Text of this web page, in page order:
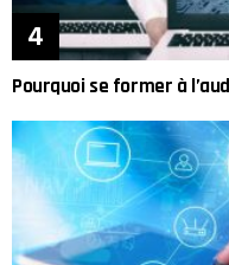
Pourquoi se former à